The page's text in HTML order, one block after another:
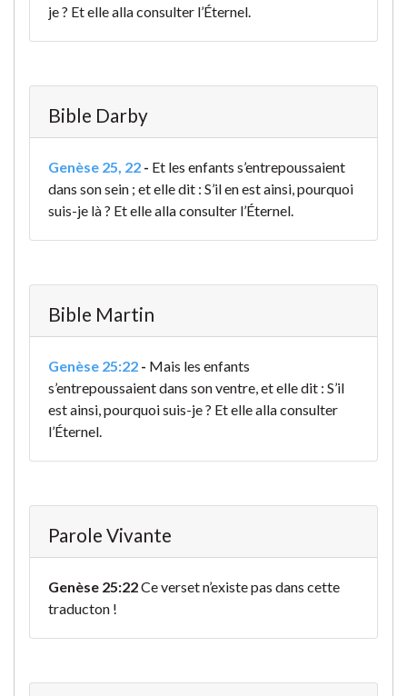
je ? Et elle alla consulter l’Éternel.
Bible Darby
Genèse 25, 22 - Et les enfants s’entrepoussaient
dans son sein ; et elle dit : S’il en est ainsi, pourquoi
suis-je là ? Et elle alla consulter l’Éternel.
Bible Martin
Genèse 25:22 - Mais les enfants
s’entrepoussaient dans son ventre, et elle dit : S’il
est ainsi, pourquoi suis-je ? Et elle alla consulter
l’Éternel.
Parole Vivante
Genèse 25:22Ce verset n’existe pas dans cette
traducton !